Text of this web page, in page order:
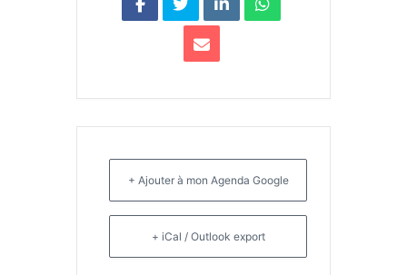
+ Ajouter à mon Agenda Google
+ iCal / Outlook export